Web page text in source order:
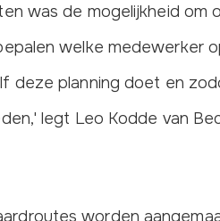
was de mogelijkheid
welke medewerker
deze planning doet en
legt Leo Kodde van
worden